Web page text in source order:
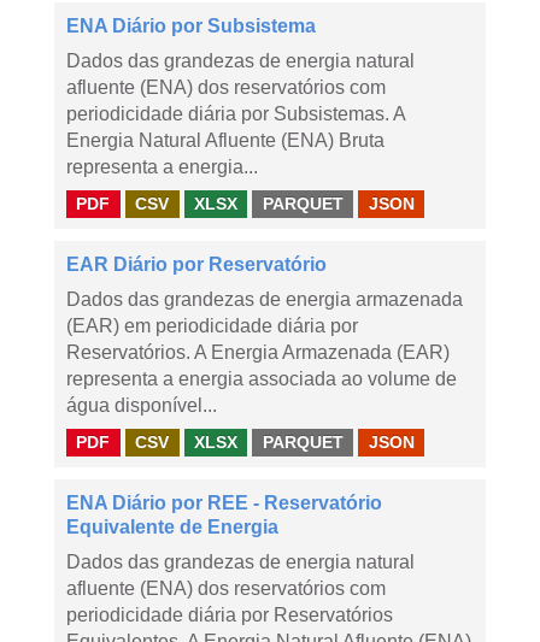
ENA Diário por Subsistema
Dados das grandezas de energia natural
afluente (ENA) dos reservatórios com
periodicidade diária por Subsistemas. A
Energia Natural Afluente (ENA) Bruta
representa a energia...
PDF CSV XLSX PARQUET JSON
EAR Diário por Reservatório
Dados das grandezas de energia armazenada
(EAR) em periodicidade diária por
Reservatórios. A Energia Armazenada (EAR)
representa a energia associada ao volume de
água disponível...
PDF CSV XLSX PARQUET JSON
ENA Diário por REE - Reservatório
Equivalente de Energia
Dados das grandezas de energia natural
afluente (ENA) dos reservatórios com
periodicidade diária por Reservatórios